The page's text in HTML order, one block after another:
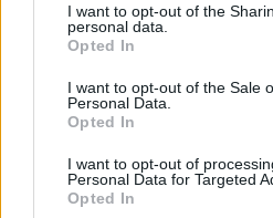
I want to opt-out of the
personal data.
Opted In
I want to opt-out of the Sale
Personal Data.
Opted In
I want to opt-out of
Personal Data for Targeted
Opted In
for supporten, men for politiet.
I posten nedenunder
17 November 2013
Pindgris